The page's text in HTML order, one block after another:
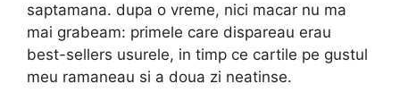
saptamana. dupa o vreme, nici macar nu ma
mai grabeam: primele care dispareau erau
best-sellers usurele, in timp ce cartile pe gustul
meu ramaneau si a doua zi neatinse.